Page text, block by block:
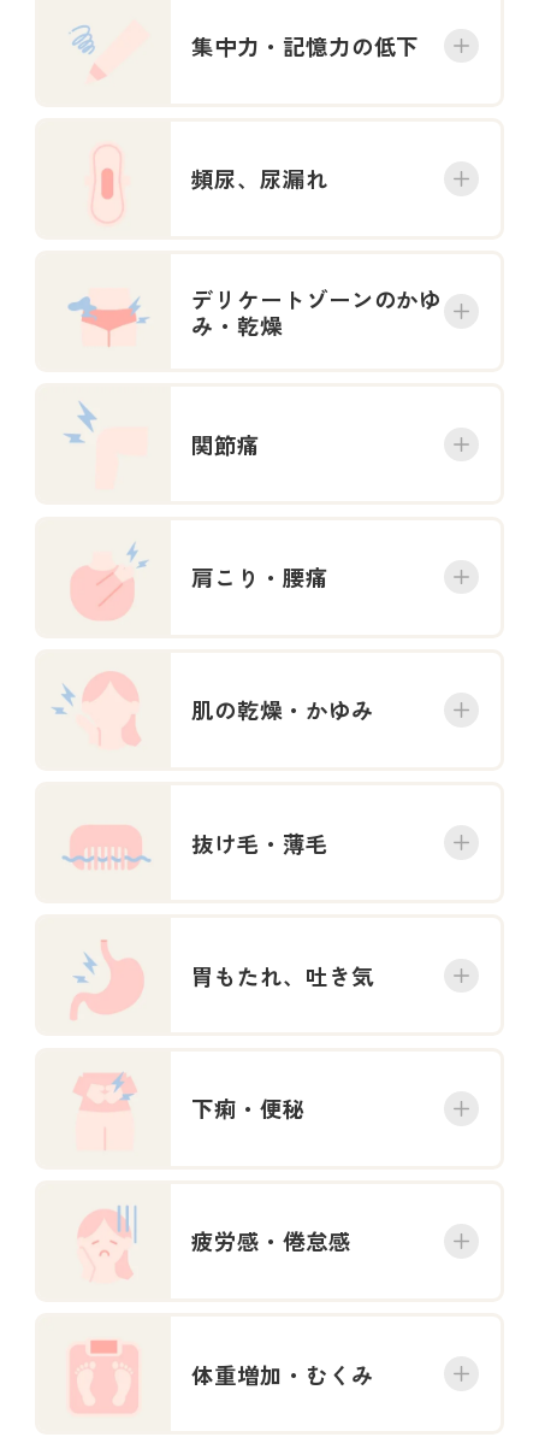
集中力・記憶力の低下
頻尿、尿漏れ
デリケートゾーンのかゆ
み・乾燥
関節痛
肩こり・腰痛
肌の乾燥・かゆみ
抜け毛・薄毛
胃もたれ、吐き気
下痢・便秘
疲労感・倦怠感
体重増加・むくみ